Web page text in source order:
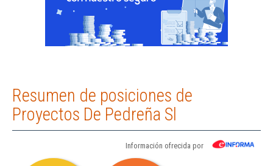
Resumen de posiciones de
Proyectos De Pedreña Sl
Información ofrecida por